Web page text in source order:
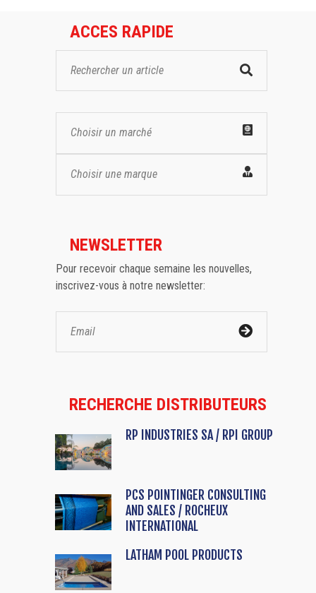
ACCES RAPIDE
Choisir un marché
Choisir une marque
NEWSLETTER
Pour recevoir chaque semaine les nouvelles,
inscrivez-vous à notre newsletter:
RECHERCHE DISTRIBUTEURS
RP INDUSTRIES SA / RPI GROUP
PCS POINTINGER CONSULTING
AND SALES / ROCHEUX
INTERNATIONAL
LATHAM POOL PRODUCTS